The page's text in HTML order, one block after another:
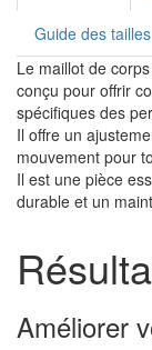
Guide des tailles
Le maillot de
conçu pour offrir
spécifiques des
Il offre un
mouvement pour
Il est une pièce
durable et un
Améliorer